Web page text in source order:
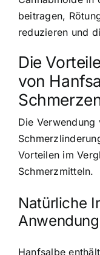
beitragen,
reduzieren und
Die
von
Die
Vorteilen im
Schmerzmitteln.
Natürliche
Anwendung
Hanfsalbe